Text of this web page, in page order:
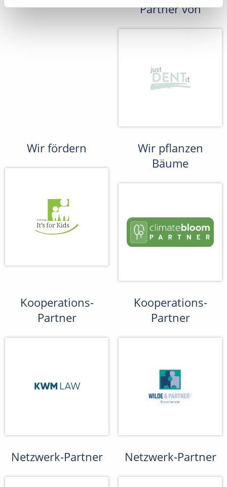
Partner von
Wir fördern
Wir pflanzen
Bäume
Kooperations-
Partner
Kooperations-
Partner
Netzwerk-Partner Netzwerk-Partner